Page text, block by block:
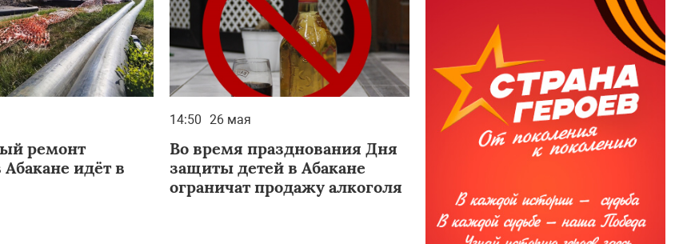
ремонт
идёт в
14:50 26 мая
Во время празднования Дня
защиты детей в Абакане
ограничат продажу алкоголя